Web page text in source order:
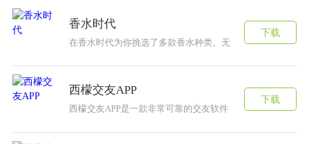
香水时代
在香水时代为你挑选了多款香水种类。无论是男香还是女
下载
西檬交友APP
西檬交友APP是一款非常可靠的交友软件，这款西檬交友
下载